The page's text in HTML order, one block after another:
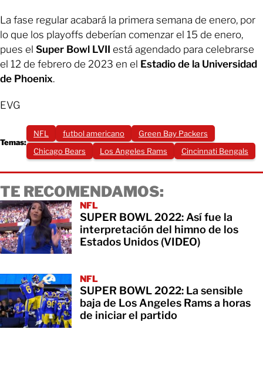
La fase regular acabará la primera semana de enero, por
lo que los playoffs deberían comenzar el 15 de enero,
pues el Super Bowl LVII está agendado para celebrarse
el 12 de febrero de 2023 en el Estadio de la Universidad
de Phoenix.
EVG
Temas:
NFL futbol americano
Green Bay Packers
Chicago Bears
Los Angeles Rams Cincinnati Bengals
TE RECOMENDAMOS:
NFL
SUPER BOWL 2022: Así fue la
interpretación del himno de los
Estados Unidos (VIDEO)
NFL
SUPER BOWL 2022: La sensible
baja de Los Angeles Rams a horas
de iniciar el partido